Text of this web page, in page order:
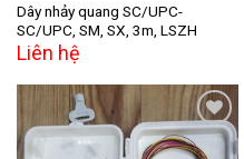
Dây nhảy quang SC/UPC-
SC/UPC, SM, SX, 3m, LSZH
Liên hệ